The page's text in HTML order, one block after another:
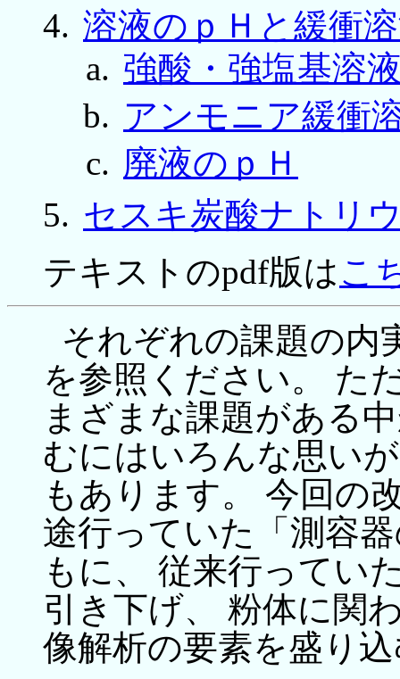
溶液のｐＨと緩衝
強酸・強塩基溶
アンモニア緩衝
廃液のｐＨ
セスキ炭酸ナトリ
テキストのpdf版はこ
それぞれの課題の内
を参照ください。 た
まざまな課題がある
むにはいろんな思い
もあります。 今回の
途行っていた「測容
もに、 従来行ってい
引き下げ、 粉体に関
像解析の要素を盛り